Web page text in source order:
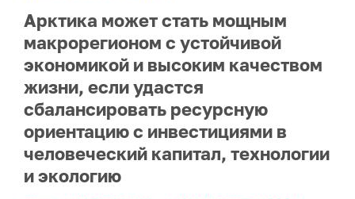
Арктика может стать мощным
макрорегионом с устойчивой
экономикой и высоким качеством
жизни, если удастся
сбалансировать ресурсную
ориентацию с инвестициями в
человеческий капитал, технологии
и экологию